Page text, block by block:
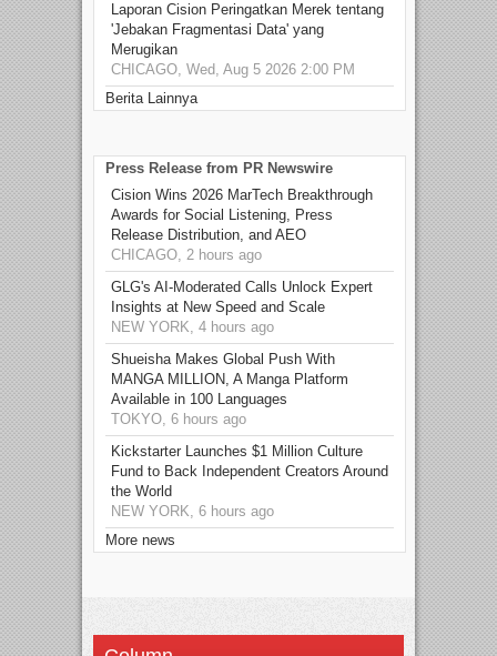
Laporan Cision Peringatkan Merek tentang
'Jebakan Fragmentasi Data' yang
Merugikan
CHICAGO, Wed, Aug 5 2026 2:00 PM
Berita Lainnya
Press Release from PR Newswire
Cision Wins 2026 MarTech Breakthrough
Awards for Social Listening, Press
Release Distribution, and AEO
CHICAGO, 2 hours ago
GLG's AI-Moderated Calls Unlock Expert
Insights at New Speed and Scale
NEW YORK, 4 hours ago
Shueisha Makes Global Push With
MANGA MILLION, A Manga Platform
Available in 100 Languages
TOKYO, 6 hours ago
Kickstarter Launches $1 Million Culture
Fund to Back Independent Creators Around
the World
NEW YORK, 6 hours ago
More news